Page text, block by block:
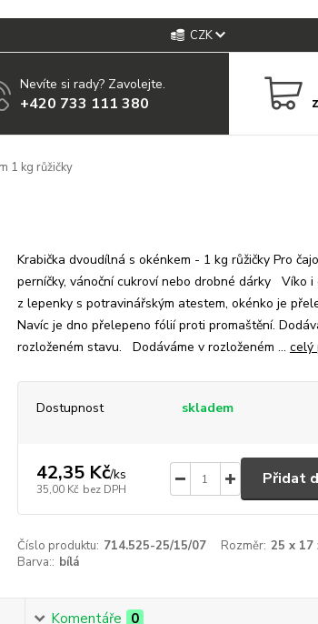
CZK
Nevíte si rady? Zavolejte.
+420 733 111 380
1 kg růžičky
Krabička dvoudílná s okénkem - 1 kg růžičky Pro
perníčky, vánoční cukroví nebo drobné dárky Víko i
z lepenky s potravinářským atestem, okénko je
Navíc je dno přelepeno fólií proti promaštění.
rozloženém stavu. Dodáváme v rozloženém ... celý
Dostupnost skladem
42,35 Kč/ks
35,00 Kč bez DPH
Přidat
Číslo produktu: 714.525-25/15/07 Rozměr: 25 x 17
Barva:: bílá
Komentáře 0